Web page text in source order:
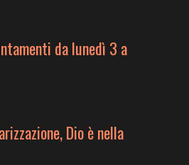
da lunedì 3 a
Dio è nella